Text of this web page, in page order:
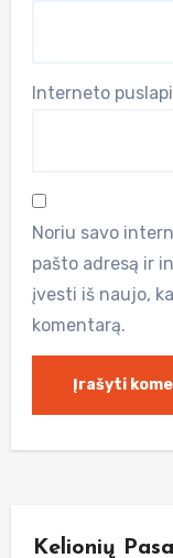
Interneto
Noriu savo
pašto adresą ir
įvesti iš naujo,
komentarą.
Kelionių